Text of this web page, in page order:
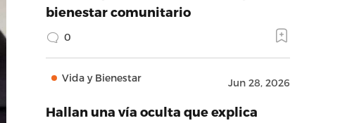
bienestar comunitario
0
Vida y Bienestar Jun 28, 2026
Hallan una vía oculta que explica